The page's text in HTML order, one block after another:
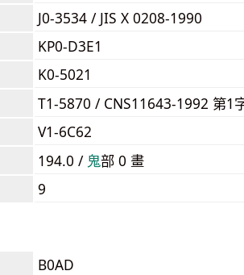
J0-3534 / JIS X 0208-1990
KP0-D3E1
K0-5021
T1-5870 / CNS11643-1992 第1
V1-6C62
194.0 / ⿁部 0 畫
9
B0AD